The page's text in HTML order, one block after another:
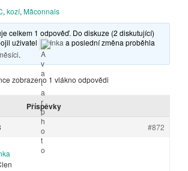
, kozí, Mâconnais
celkem 1 odpověď. Do diskuze (2 diskutující)
uživatel
Inka a poslední změna proběhla
.
zobrazeno 1 vlákno odpovědi
Příspěvky
#872